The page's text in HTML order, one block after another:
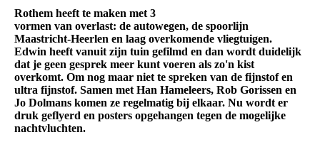
Rothem heeft te maken met 3
vormen van overlast: de autowegen, de spoorlijn
Maastricht-Heerlen en laag overkomende vliegtuigen.
Edwin heeft vanuit zijn tuin gefilmd en dan wordt duidelijk
dat je geen gesprek meer kunt voeren als zo'n kist
overkomt. Om nog maar niet te spreken van de fijnstof en
ultra fijnstof. Samen met Han Hameleers, Rob Gorissen en
Jo Dolmans komen ze regelmatig bij elkaar. Nu wordt er
druk geflyerd en posters opgehangen tegen de mogelijke
nachtvluchten.